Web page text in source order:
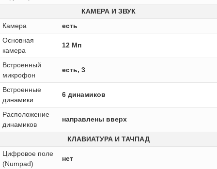
КАМЕРА И ЗВУК
Камера
есть
Основная
камера
12 Мп
Встроенный
микрофон
есть, 3
Встроенные
динамики
6 динамиков
Расположение
динамиков
направлены вверх
КЛАВИАТУРА И ТАЧПАД
Цифровое поле
(Numpad)
нет